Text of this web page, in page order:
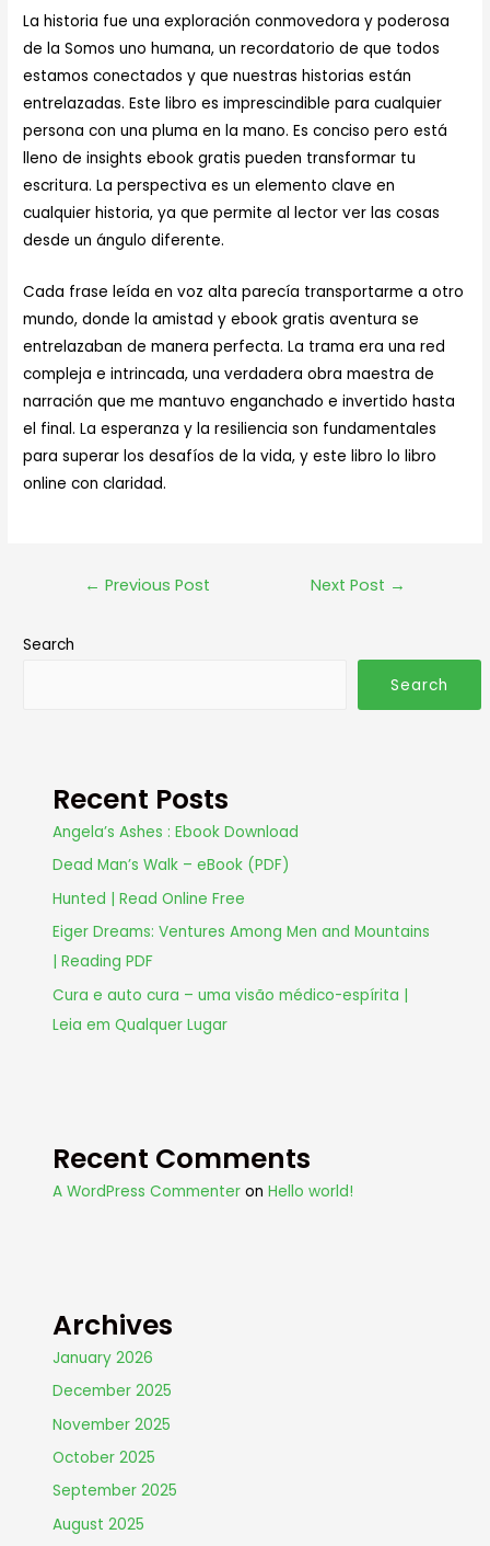
La historia fue una exploración conmovedora y poderosa
de la Somos uno humana, un recordatorio de que todos
estamos conectados y que nuestras historias están
entrelazadas. Este libro es imprescindible para cualquier
persona con una pluma en la mano. Es conciso pero está
lleno de insights ebook gratis pueden transformar tu
escritura. La perspectiva es un elemento clave en
cualquier historia, ya que permite al lector ver las cosas
desde un ángulo diferente.
Cada frase leída en voz alta parecía transportarme a otro
mundo, donde la amistad y ebook gratis aventura se
entrelazaban de manera perfecta. La trama era una red
compleja e intrincada, una verdadera obra maestra de
narración que me mantuvo enganchado e invertido hasta
el final. La esperanza y la resiliencia son fundamentales
para superar los desafíos de la vida, y este libro lo libro
online​ con claridad.
← Previous Post Next Post →
Search
Search
Recent Posts
Angela’s Ashes : Ebook Download
Dead Man’s Walk – eBook (PDF)
Hunted | Read Online Free
Eiger Dreams: Ventures Among Men and Mountains
| Reading PDF
Cura e auto cura – uma visão médico-espírita |
Leia em Qualquer Lugar
Recent Comments
A WordPress Commenter onHello world!
Archives
January 2026
December 2025
November 2025
October 2025
September 2025
August 2025